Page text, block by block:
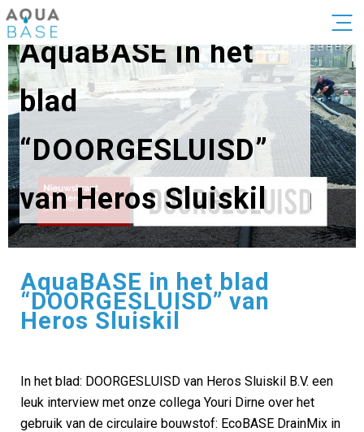
AquaBASE in het
blad
“DOORGESLUISD”
van Heros Sluiskil
AquaBASE in het blad
“DOORGESLUISD” van
Heros Sluiskil
In het blad: DOORGESLUISD van Heros Sluiskil B.V. een
leuk interview met onze collega Youri Dirne over het
gebruik van de circulaire bouwstof: EcoBASE DrainMix in